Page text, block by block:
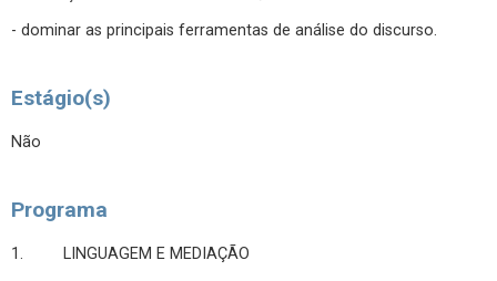
- dominar as principais ferramentas de análise do discurso.
Estágio(s)
Não
Programa
1. LINGUAGEM E MEDIAÇÃO